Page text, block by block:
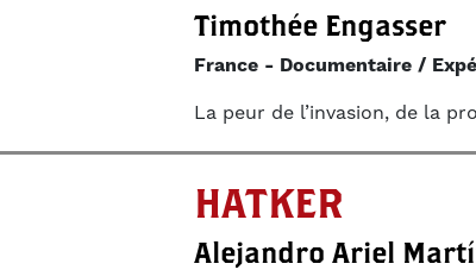
Timothée Engasser
France Documentaire /
La peur de l’invasion, de la
HATKER
Alejandro Ariel